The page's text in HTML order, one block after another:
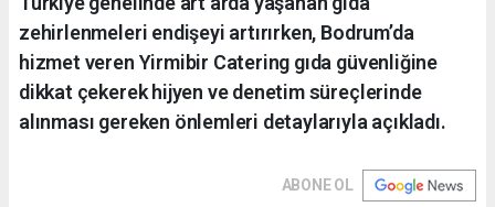
zehirlenmeleri endişeyi artırırken, Bodrum’da
hizmet veren Yirmibir Catering gıda güvenliğine
dikkat çekerek hijyen ve denetim süreçlerinde
alınması gereken önlemleri detaylarıyla açıkladı.
ABONE OL